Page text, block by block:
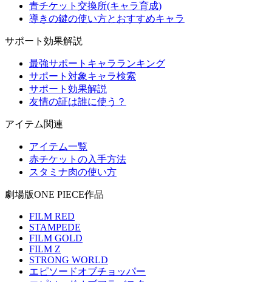
青チケット交換所(キャラ育成)
導きの鍵の使い方とおすすめキャラ
サポート効果解説
最強サポートキャラランキング
サポート対象キャラ検索
サポート効果解説
友情の証は誰に使う？
アイテム関連
アイテム一覧
赤チケットの入手方法
スタミナ肉の使い方
劇場版ONE PIECE作品
FILM RED
STAMPEDE
FILM GOLD
FILM Z
STRONG WORLD
エピソードオブチョッパー